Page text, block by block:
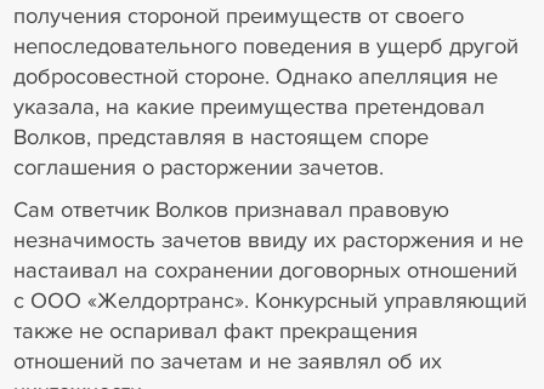
получения стороной преимуществ от своего
непоследовательного поведения в ущерб другой
добросовестной стороне. Однако апелляция не
указала, на какие преимущества претендовал
Волков, представляя в настоящем споре
соглашения о расторжении зачетов.
Сам ответчик Волков признавал правовую
незначимость зачетов ввиду их расторжения и не
настаивал на сохранении договорных отношений
с ООО «Желдортранс». Конкурсный управляющий
также не оспаривал факт прекращения
отношений по зачетам и не заявлял об их